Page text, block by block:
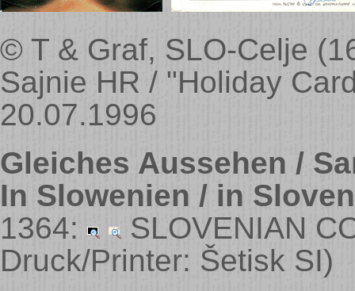
© T & Graf, SLO-Celje
Sajnie HR / "Holiday
20.07.1996
Gleiches Aussehen /
In Slowenien / in
1364:
SLOVENIAN
Druck/Printer: Šetisk SI)